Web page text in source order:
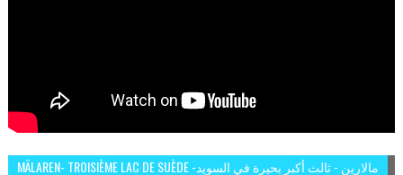
MÄLAREN- TROISIÈME LAC DE SUÈDE -مالارين - ثالث أكبر بحيرة في السويد